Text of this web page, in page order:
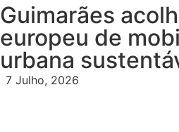
Guimarães
europeu de
urbana
7 Julho, 2026